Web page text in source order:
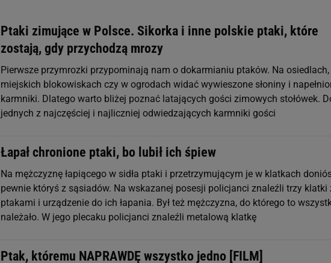
Ptaki zimujące w Polsce. Sikorka i inne polskie ptaki, które
zostają, gdy przychodzą mrozy
Pierwsze przymrozki przypominają nam o dokarmianiu ptaków. Na
miejskich blokowiskach czy w ogrodach widać wywieszone słoniny i
karmniki. Dlatego warto bliżej poznać latających gości zimowych stołówek.
jednych z najczęściej i najliczniej odwiedzających karmniki gości
Łapał chronione ptaki, bo lubił ich śpiew
Na mężczyznę łapiącego w sidła ptaki i przetrzymującym je w klatkach
pewnie któryś z sąsiadów. Na wskazanej posesji policjanci znaleźli trzy klatki
ptakami i urządzenie do ich łapania. Był też mężczyzna, do którego to
należało. W jego plecaku policjanci znaleźli metalową klatkę
Ptak, któremu NAPRAWDĘ wszystko jedno [FILM]